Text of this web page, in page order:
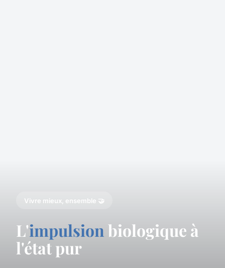
Vivre mieux, ensemble 🤝
L'impulsion biologique à
l'état pur